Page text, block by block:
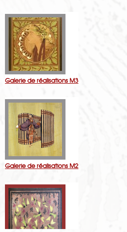
Galerie de réalisations M3
Galerie de réalisations M2